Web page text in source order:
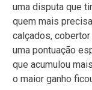
uma disputa que
quem mais
calçados,
uma pontuação
que acumulou
o maior ganho